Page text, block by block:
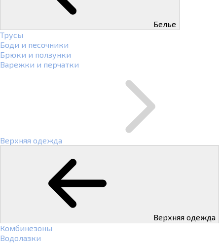
Белье
Трусы
Боди и песочники
Брюки и ползунки
Варежки и перчатки
Верхняя одежда
Верхняя одежда
Комбинезоны
Водолазки